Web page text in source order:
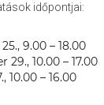
időpontjai:
9.00 – 18.00
29., 10.00 – 17.00
10.00 – 16.00